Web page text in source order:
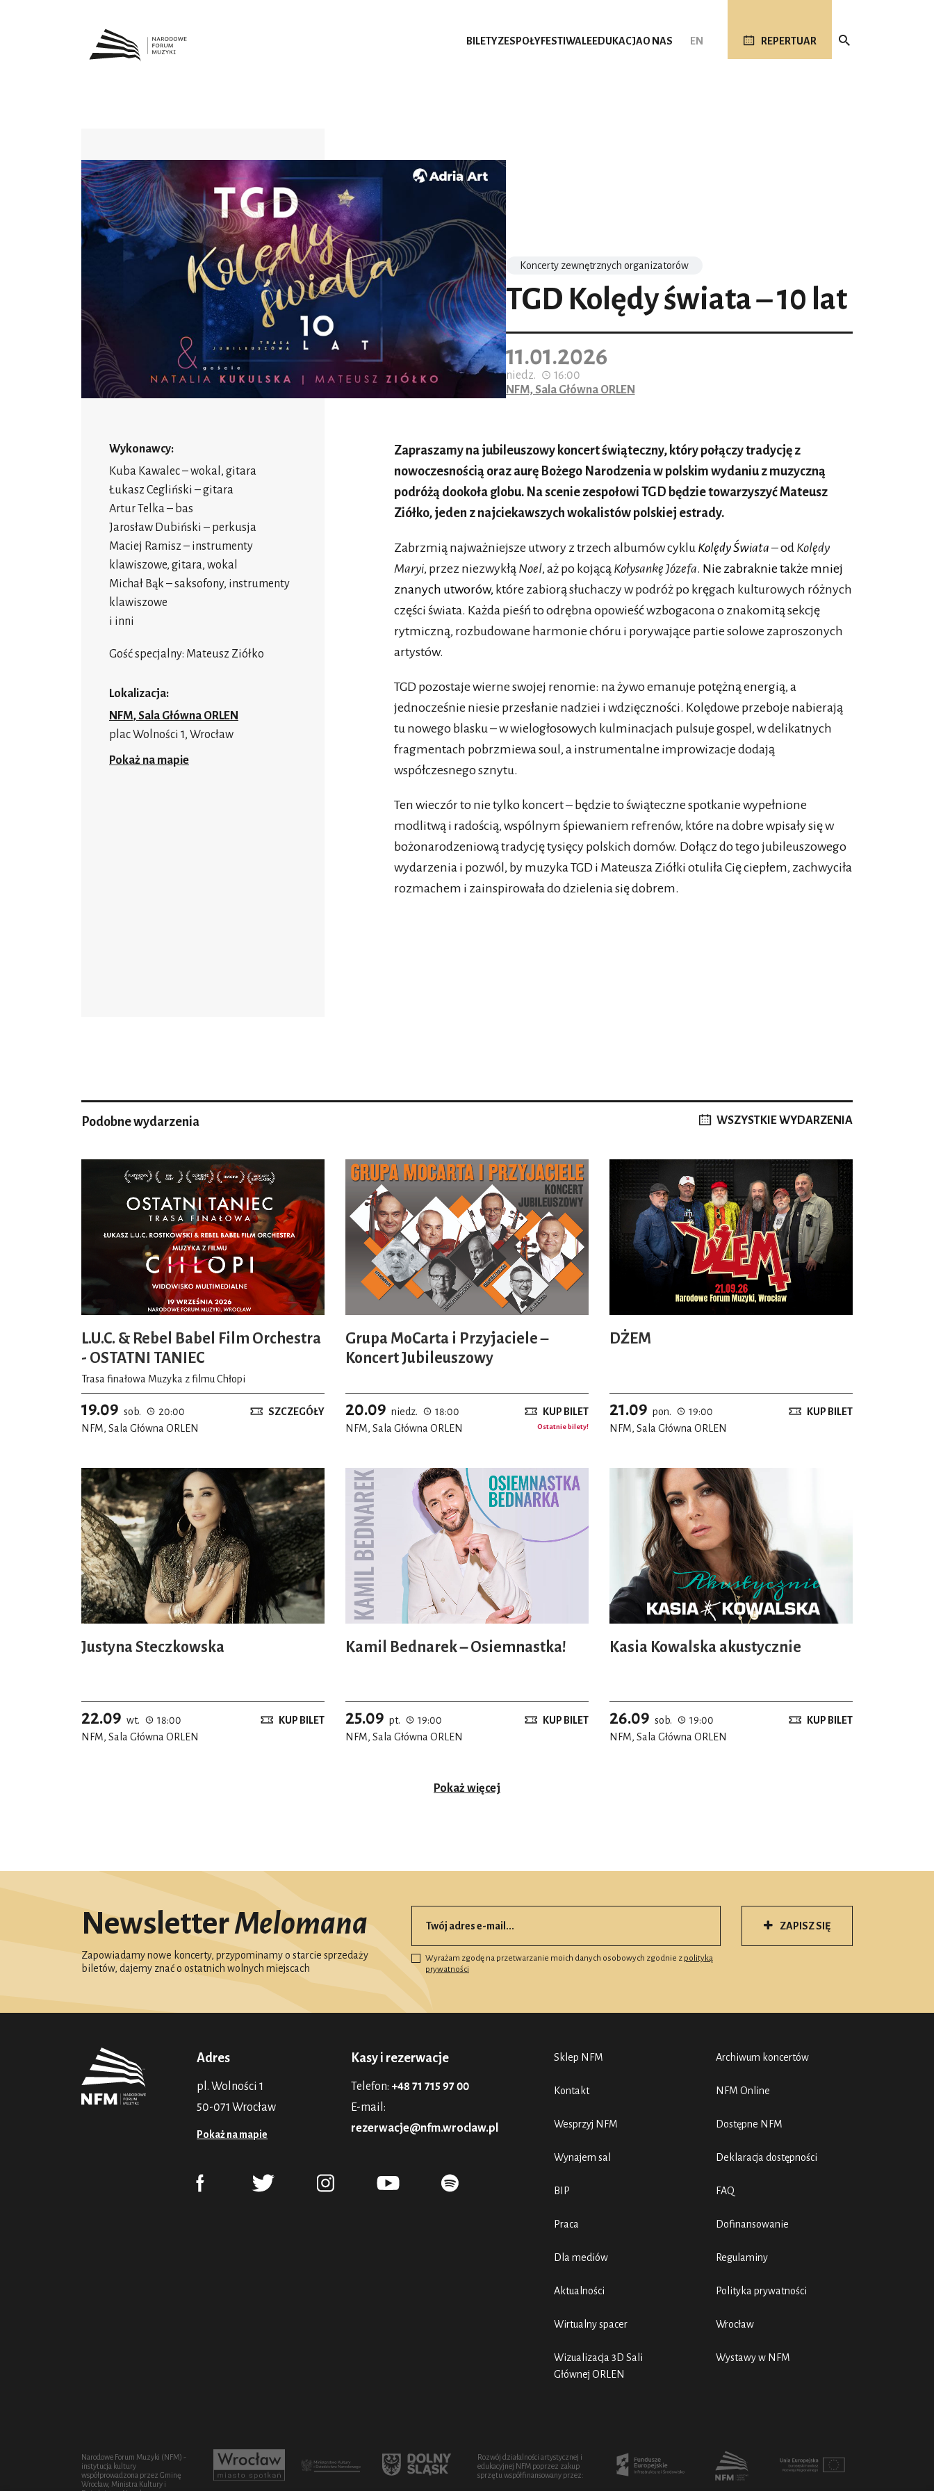
BILETYZESPOŁYFESTIWALEEDUKACJAO NAS EN REPERTUAR
Koncerty zewnętrznych organizatorów
TGD Kolędy świata – 10 lat
11.01.2026
niedz.
16:00
NFM, Sala Główna ORLEN
Wykonawcy:
Kuba Kawalec – wokal, gitara
Łukasz Cegliński – gitara
Artur Telka – bas
Jarosław Dubiński – perkusja
Maciej Ramisz – instrumenty
klawiszowe, gitara, wokal
Michał Bąk – saksofony, instrumenty
klawiszowe
i inni
Gość specjalny: Mateusz Ziółko
Lokalizacja:
NFM, Sala Główna ORLEN
plac Wolności 1, Wrocław
Pokaż na mapie
Zapraszamy na jubileuszowy koncert świąteczny, który połączy tradycję z
nowoczesnością oraz aurę Bożego Narodzenia w polskim wydaniu z muzyczną
podróżą dookoła globu. Na scenie zespołowi TGD będzie towarzyszyć Mateusz
Ziółko, jeden z najciekawszych wokalistów polskiej estrady.
Zabrzmią najważniejsze utwory z trzech albumów cyklu Kolędy Świata – od Kolędy
Maryi, przez niezwykłą Noel, aż po kojącą Kołysankę Józefa. Nie zabraknie także mniej
znanych utworów, które zabiorą słuchaczy w podróż po kręgach kulturowych różnych
części świata. Każda pieśń to odrębna opowieść wzbogacona o znakomitą sekcję
rytmiczną, rozbudowane harmonie chóru i porywające partie solowe zaproszonych
artystów.
TGD pozostaje wierne swojej renomie: na żywo emanuje potężną energią, a
jednocześnie niesie przesłanie nadziei i wdzięczności. Kolędowe przeboje nabierają
tu nowego blasku – w wielogłosowych kulminacjach pulsuje gospel, w delikatnych
fragmentach pobrzmiewa soul, a instrumentalne improwizacje dodają
współczesnego sznytu.
Ten wieczór to nie tylko koncert – będzie to świąteczne spotkanie wypełnione
modlitwą i radością, wspólnym śpiewaniem refrenów, które na dobre wpisały się w
bożonarodzeniową tradycję tysięcy polskich domów. Dołącz do tego jubileuszowego
wydarzenia i pozwól, by muzyka TGD i Mateusza Ziółki otuliła Cię ciepłem, zachwyciła
rozmachem i zainspirowała do dzielenia się dobrem.
Podobne wydarzenia WSZYSTKIE WYDARZENIA
L.U.C. & Rebel Babel Film Orchestra
- OSTATNI TANIEC
Trasa finałowa Muzyka z filmu Chłopi
19.09 sob.
20:00
NFM, Sala Główna ORLEN
SZCZEGÓŁY
Grupa MoCarta i Przyjaciele –
Koncert Jubileuszowy
20.09 niedz.
18:00
NFM, Sala Główna ORLEN
KUP BILET
Ostatnie bilety!
DŻEM
21.09 pon.
19:00
NFM, Sala Główna ORLEN
KUP BILET
Justyna Steczkowska
22.09 wt.
18:00
NFM, Sala Główna ORLEN
KUP BILET
Kamil Bednarek – Osiemnastka!
25.09 pt.
19:00
NFM, Sala Główna ORLEN
KUP BILET
Kasia Kowalska akustycznie
26.09 sob.
19:00
NFM, Sala Główna ORLEN
KUP BILET
Pokaż więcej
NewsletterMelomana
Zapowiadamy nowe koncerty, przypominamy o starcie sprzedaży
biletów, dajemy znać o ostatnich wolnych miejscach
Wyrażam zgodę na przetwarzanie moich danych osobowych zgodnie z polityką
prywatności
ZAPISZ SIĘ
Adres
pl. Wolności 1
50-071 Wrocław
Pokaż na mapie
Kasy i rezerwacje
Telefon: +48 71 715 97 00
E-mail:
rezerwacje@nfm.wroclaw.pl
Sklep NFM
Kontakt
Wesprzyj NFM
Wynajem sal
BIP
Praca
Dla mediów
Aktualności
Wirtualny spacer
Wizualizacja 3D Sali
Głównej ORLEN
Archiwum koncertów
NFM Online
Dostępne NFM
Deklaracja dostępności
FAQ
Dofinansowanie
Regulaminy
Polityka prywatności
Wrocław
Wystawy w NFM
Narodowe Forum Muzyki (NFM) -
instytucja kultury
współprowadzona przez Gminę
Wrocław, Ministra Kultury i
Rozwój działalności artystycznej i
edukacyjnej NFM poprzez zakup
sprzętu współfinansowany przez: